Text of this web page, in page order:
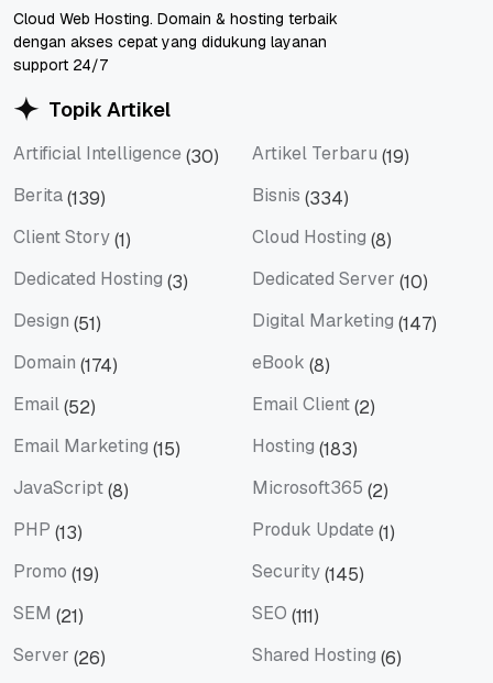
Cloud Web Hosting. Domain & hosting terbaik
dengan akses cepat yang didukung layanan
support 24/7
Topik Artikel
Artificial Intelligence (30) Artikel Terbaru (19)
Berita(139) Bisnis (334)
Client Story(1) Cloud Hosting (8)
Dedicated Hosting (3) Dedicated Server (10)
Design (51) Digital Marketing (147)
Domain (174) eBook (8)
Email(52) Email Client(2)
Email Marketing (15) Hosting (183)
JavaScript(8) Microsoft365 (2)
PHP (13) Produk Update (1)
Promo (19) Security(145)
SEM (21) SEO (111)
Server (26) Shared Hosting (6)